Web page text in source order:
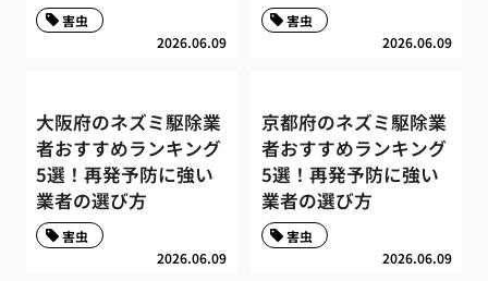
2026.06.09
害虫
2026.06.09
害虫
大阪府のネズミ駆除業
者おすすめランキング
5選！再発予防に強い
業者の選び方
2026.06.09
害虫
京都府のネズミ駆除業
者おすすめランキング
5選！再発予防に強い
業者の選び方
2026.06.09
害虫